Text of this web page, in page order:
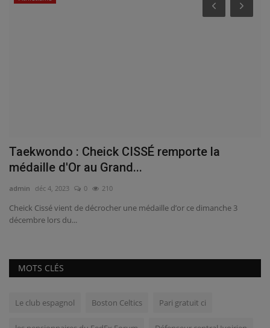
Taekwondo : Cheick CISSÉ remporte la
médaille d'Or au Grand...
admin déc 4, 2023 0 210
Cheick Cissé vient de décrocher une médaille d’or ce dimanche 3
décembre lors du...
MOTS CLÉS
Le club espagnol Boston Celtics Pari gratuit ci